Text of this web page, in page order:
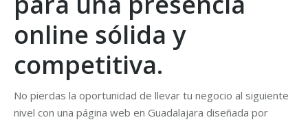
online sólida y
competitiva.
No pierdas la oportunidad de llevar tu negocio al siguiente
nivel con una página web en Guadalajara diseñada por